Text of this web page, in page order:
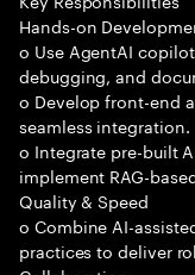
Hands-on
o Use AgentAI
debugging, and
o Develop front-end
seamless integration.
o Integrate pre-built
implement RAG-
Quality & Speed
o Combine AI-
practices to deliver